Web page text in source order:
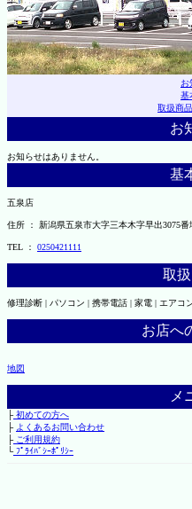
お
基
取扱商品
お
お知らせはありません。
基
五泉店
住所 ： 新潟県五泉市大字三本木字早出3075番
TEL ： 0250421111
取
修理診断 | パソコン | 携帯電話 | 家電 | エアコ
お店へ
地図
メ
├初めての方へ
├ よくあるお問い合わせ
├ご利用規約
└ﾌﾟﾗｲﾊﾞｼｰﾎﾟﾘｼｰ